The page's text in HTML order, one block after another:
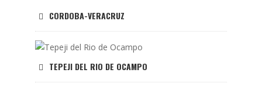
CORDOBA-VERACRUZ
TEPEJI DEL RIO DE OCAMPO